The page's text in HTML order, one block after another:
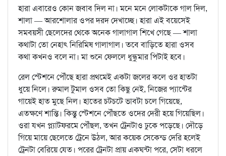
হারা এবারেও কোন জবাব দিল না। মনে মনে লোকটাকে গাল দিল,
শালা — আরশোলার ওপর দরদ দেখাচ্ছে। হারা এই বয়েসেই
সমবয়সী ছেলেদের থেকে অনেক গালাগাল শিখে গেছে — শালা
কথাটা তো নেহাৎ নিরিমিষ গালাগাল। তবে বাড়িতে হারা ওসব
কথা কখনও বলে না। মা শুনে ফেললে ধুন্ধুমার পিটাই হবে।
রেল স্টেশনে পৌঁছে হারা প্রথমেই একটা জলের কলে ওর হাতটা
ধুয়ে নিলে। রুমাল টুমাল ওসব তো কিছু নেই, নিজের প্যান্টের
গায়েই হাত মুছে নিল। হাতের চটচটে ভাবটা চলে গিয়েছে,
এতক্ষণে শান্তি। কিন্তু স্টেশনে পৌঁছতে ওদের দেরী হয়ে গিয়েছিল।
ওরা যখন প্ল্যাটফরমে পৌঁছল, তখন ট্রেনটাও ঢুকে পড়েছে। দৌড়ে
গিয়ে মায়ে ছেলেতে ট্রেনে উঠল, আর কয়েক সেকেন্ড দেরি হলেই
ট্রেনটা বেরিয়ে যেত। পরের ট্রেনটা প্রায় একঘন্টা পরে, সেটা ধরলে